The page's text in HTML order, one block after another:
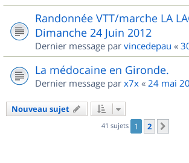
Randonnée VTT/marche LA
Dimanche 24 Juin 2012
Dernier message par vincedepau «
La médocaine en Gironde.
Dernier message par x7x « 24 mai
Nouveau sujet
41 sujets 1 2